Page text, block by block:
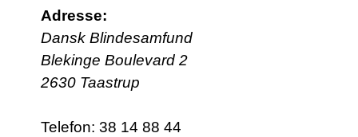
Adresse:
Dansk Blindesamfund
Blekinge Boulevard 2
2630 Taastrup
Telefon: 38 14 88 44